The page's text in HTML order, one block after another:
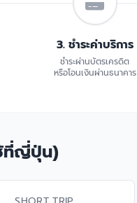
3. ชำระค่าบริการ
ชำระผ่านบัตรเครดิต
หรือโอนเงินผ่านธนาคาร
ที่ญี่ปุ่น)